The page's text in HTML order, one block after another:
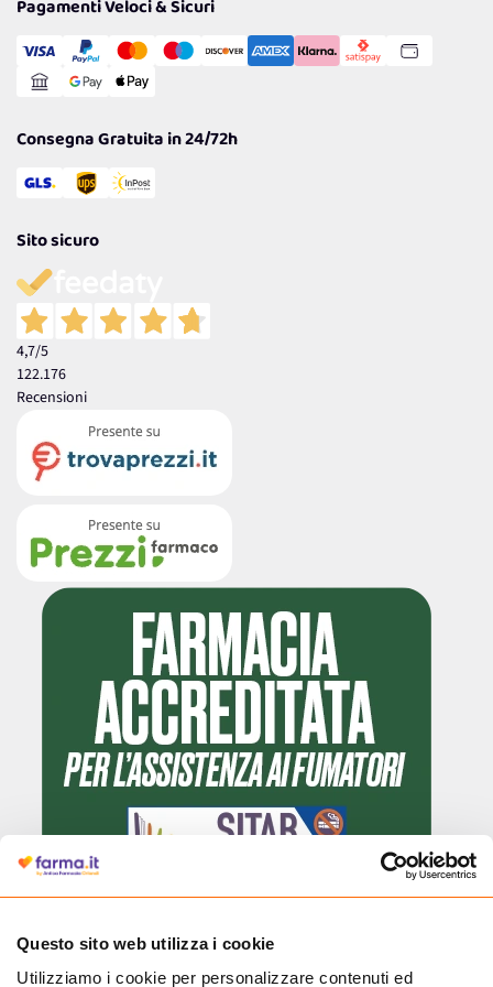
Questo sito web utilizza i cookie
Utilizziamo i cookie per personalizzare contenuti ed
Cookie Policy
Gestisci Cookie
Reso Facile e Veloce
Pagamenti Veloci & Sicuri
Consegna Gratuita in 24/72h
Sito sicuro
4,7/5
122.176
Recensioni
Cliccando il badge, puoi verificare che Farma.it è un'entità regolarmente
medicinali.